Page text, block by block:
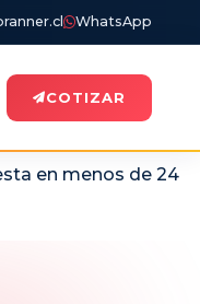
WhatsApp
COTIZAR
en menos de 24